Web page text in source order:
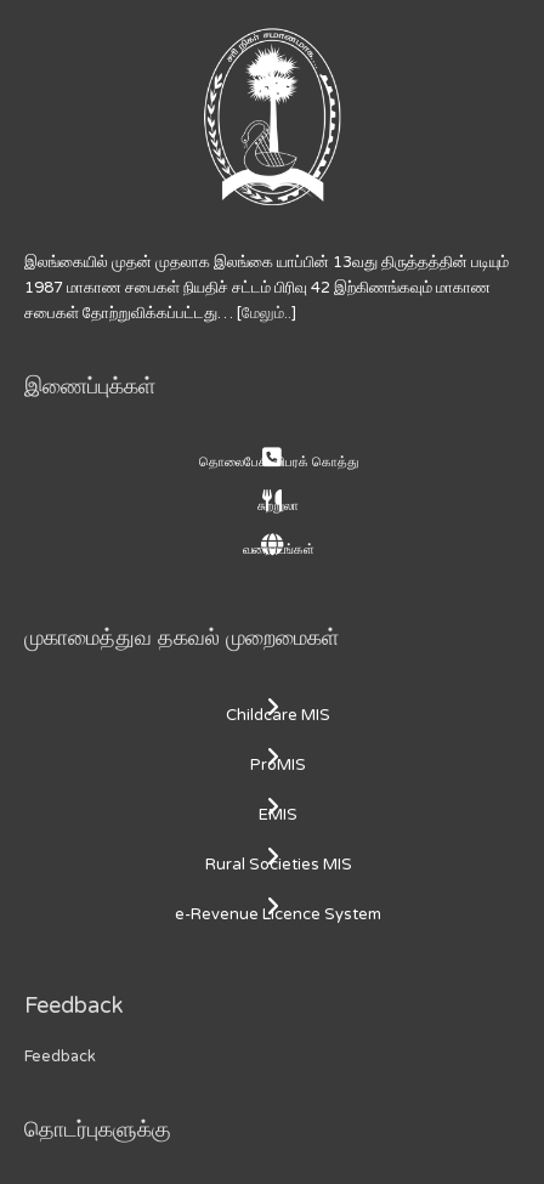
இலங்கையில் முதன் முதலாக இலங்கை யாப்பின் 13வது திருத்தத்தின் படியும்
1987 மாகாண சபைகள் நியதிச் சட்டம் பிரிவு 42 இற்கிணங்கவும் மாகாண
சபைகள் தோற்றுவிக்கப்பட்டது… [மேலும்..]
இணைப்புக்கள்
தொலைபேசி விபரக் கொத்து
சுற்றுலா
வரைபடங்கள்
முகாமைத்துவ தகவல் முறைமைகள்
Childcare MIS
ProMIS
EMIS
Rural Societies MIS
e-Revenue Licence System
Feedback
Feedback
தொடர்புகளுக்கு